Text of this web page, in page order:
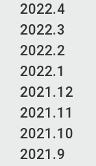
2022.4
2022.3
2022.2
2022.1
2021.12
2021.11
2021.10
2021.9